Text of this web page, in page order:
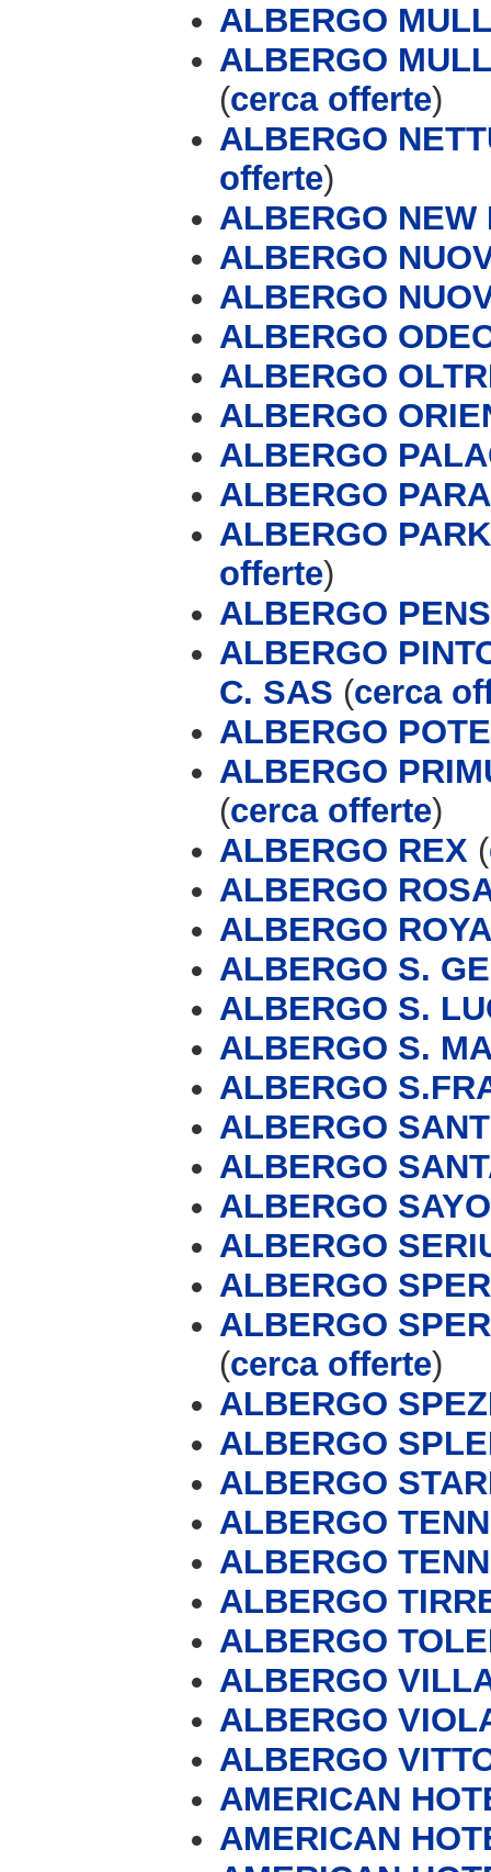
ALBERGO
ALBERGO
(cerca offerte)
ALBERGO
offerte)
ALBERGO NEW
ALBERGO
ALBERGO
ALBERGO
ALBERGO
ALBERGO
ALBERGO
ALBERGO
ALBERGO
offerte)
ALBERGO
ALBERGO
C. SAS (cerca
ALBERGO
ALBERGO
(cerca offerte)
ALBERGO REX (
ALBERGO
ALBERGO
ALBERGO S.
ALBERGO S.
ALBERGO S.
ALBERGO
ALBERGO
ALBERGO
ALBERGO
ALBERGO
ALBERGO
ALBERGO
(cerca offerte)
ALBERGO
ALBERGO
ALBERGO
ALBERGO
ALBERGO
ALBERGO
ALBERGO
ALBERGO
ALBERGO
ALBERGO
AMERICAN
AMERICAN